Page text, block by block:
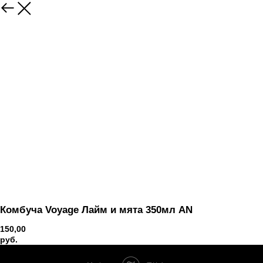
Вернуться
Комбуча Voyage Лайм и мята 350мл AN
150,00
руб.